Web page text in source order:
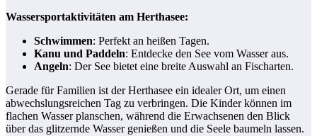
Wassersportaktivitäten am Herthasee:
Schwimmen: Perfekt an heißen Tagen.
Kanu und Paddeln: Entdecke den See vom Wasser aus.
Angeln: Der See bietet eine breite Auswahl an Fischarten.
Gerade für Familien ist der Herthasee ein idealer Ort, um einen
abwechslungsreichen Tag zu verbringen. Die Kinder können im
flachen Wasser planschen, während die Erwachsenen den Blick
über das glitzernde Wasser genießen und die Seele baumeln lassen.